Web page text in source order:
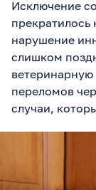
Исключение
нарушение
слишком
ветеринарную
переломов
случаи,